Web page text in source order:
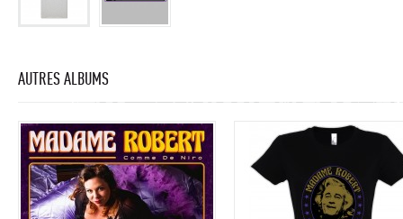
AUTRES ALBUMS